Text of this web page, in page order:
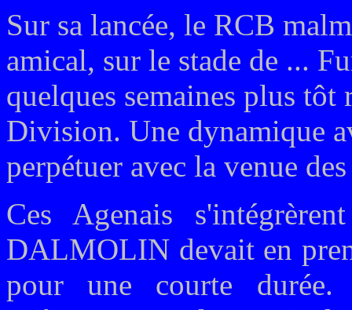
Sur sa lancée, le RCB
amical, sur le stade de ...
quelques semaines plus tôt
Division. Une dynamique
perpétuer avec la venue
Ces Agenais
DALMOLIN devait en
pour une courte